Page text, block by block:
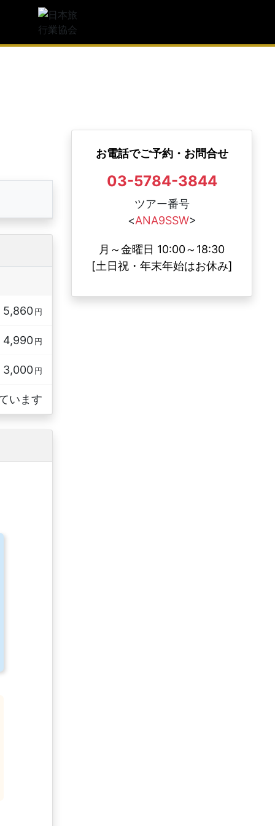
5,860円
4,990円
3,000円
います
お電話でご予約・お問合せ
03-5784-3844
ツアー番号
<ANA9SSW>
月～金曜日 10:00～18:30
[土日祝・年末年始はお休み]